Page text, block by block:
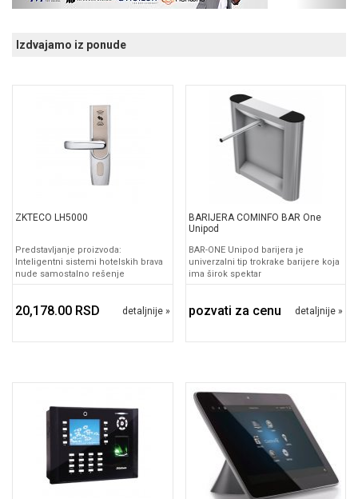
Izdvajamo iz ponude
ZKTECO LH5000
Predstavljanje proizvoda:
Inteligentni sistemi hotelskih brava
nude samostalno rešenje
20,178.00 RSD detaljnije »
BARIJERA COMINFO BAR One
Unipod
BAR-ONE Unipod barijera je
univerzalni tip trokrake barijere koja
ima širok spektar
pozvati za cenu detaljnije »